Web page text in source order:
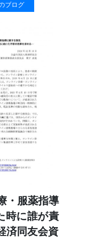
ブログ
・服薬指導
時に誰が責
済同友会資